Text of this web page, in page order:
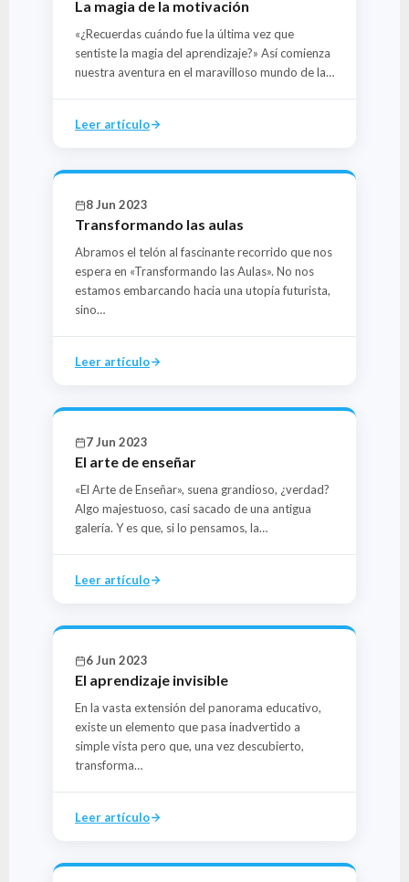
La magia de la motivación
«¿Recuerdas cuándo fue la última vez que
sentiste la magia del aprendizaje?» Así comienza
nuestra aventura en el maravilloso mundo de la…
Leer artículo
8 Jun 2023
Transformando las aulas
Abramos el telón al fascinante recorrido que nos
espera en «Transformando las Aulas». No nos
estamos embarcando hacia una utopía futurista,
sino…
Leer artículo
7 Jun 2023
El arte de enseñar
«El Arte de Enseñar», suena grandioso, ¿verdad?
Algo majestuoso, casi sacado de una antigua
galería. Y es que, si lo pensamos, la…
Leer artículo
6 Jun 2023
El aprendizaje invisible
En la vasta extensión del panorama educativo,
existe un elemento que pasa inadvertido a
simple vista pero que, una vez descubierto,
transforma…
Leer artículo